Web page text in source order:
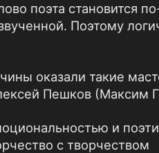
поэта становится
Поэтому
оказали такие
Пешков (Максим
и
с творчеством